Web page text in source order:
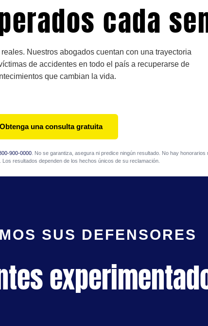
cada
Nuestros abogados cuentan con una trayectoria
de accidentes en todo el país a recuperarse de
que cambian la vida.
Obtenga una consulta gratuita
900-0000 . No se garantiza, asegura ni predice ningún resultado. No hay honorarios
resultados dependen de los hechos únicos de su reclamación.
SUS DEFENSORES